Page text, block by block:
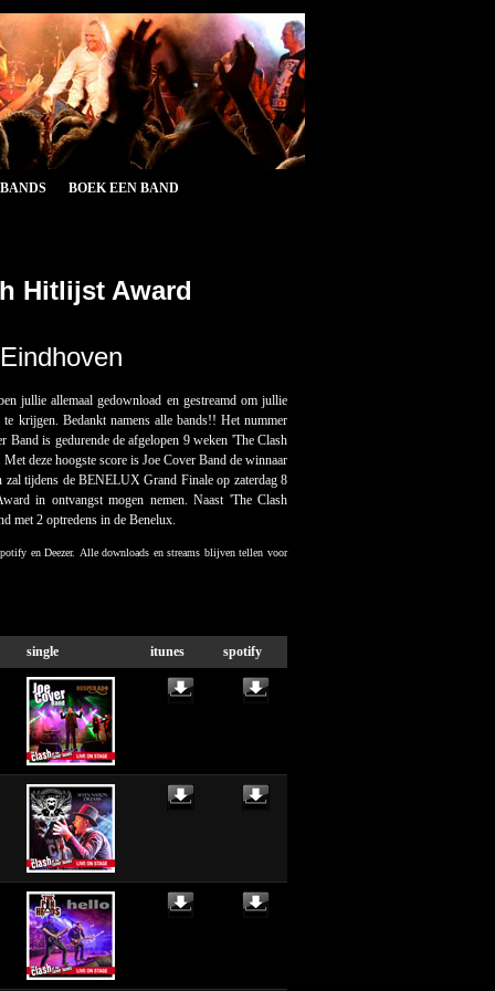
BOEK EEN BAND
Hitlijst Award
jullie allemaal gedownload en gestreamd om jullie
krijgen. Bedankt namens alle bands!! Het nummer
Band is gedurende de afgelopen 9 weken 'The Clash
deze hoogste score is Joe Cover Band de winnaar
tijdens de BENELUX Grand Finale op zaterdag 8
in ontvangst mogen nemen. Naast 'The Clash
met 2 optredens in de Benelux.
en Deezer. Alle downloads en streams blijven tellen voor
single itunes spotify